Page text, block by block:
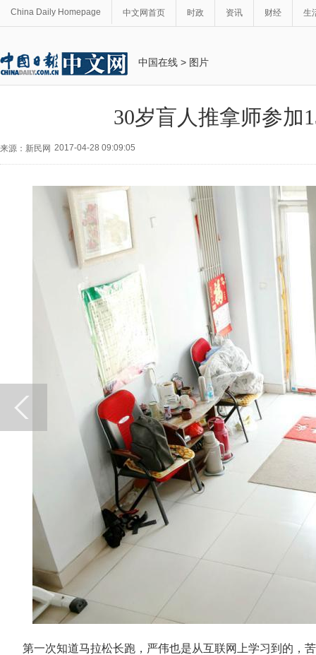
China Daily Homepage 中文网首页 时政 资讯 财经 生
中国在线 > 图片
30岁盲人推拿师参加
来源：新民网 2017-04-28 09:09:05
第一次知道马拉松长跑，严伟也是从互联网上学习到的，